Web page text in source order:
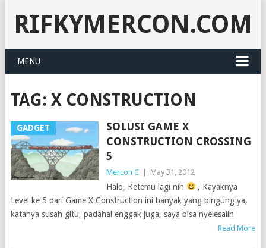
RIFKYMERCON.COM
MENU
TAG: X CONSTRUCTION
GADGET
SOLUSI GAME X
CONSTRUCTION CROSSING
5
Mercon C May 31, 2012
Halo, Ketemu lagi nih
, Kayaknya
Level ke 5 dari Game X Construction ini banyak yang bingung ya,
katanya susah gitu, padahal enggak juga, saya bisa nyelesaiin
Read More